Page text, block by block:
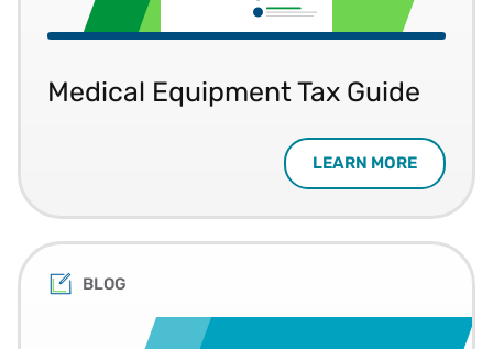
Medical Equipment Tax Guide
LEARN MORE
BLOG